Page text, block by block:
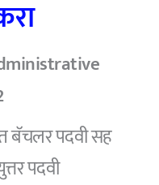
बॅचलर पदवी सह
पदवी